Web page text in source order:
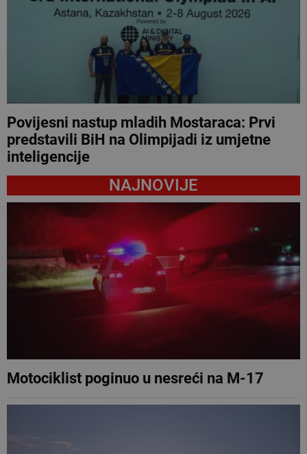
Povijesni nastup mladih Mostaraca: Prvi
predstavili BiH na Olimpijadi iz umjetne
inteligencije
NAJNOVIJE
Motociklist poginuo u nesreći na M-17